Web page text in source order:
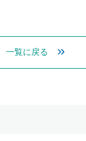
一覧に戻る